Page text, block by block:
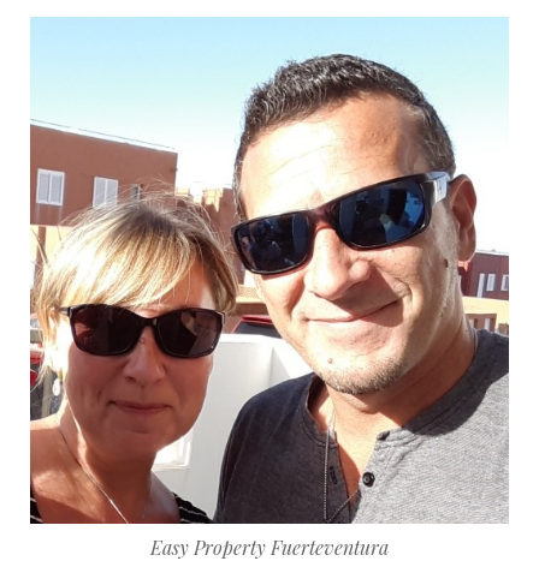
Easy Property Fuerteventura